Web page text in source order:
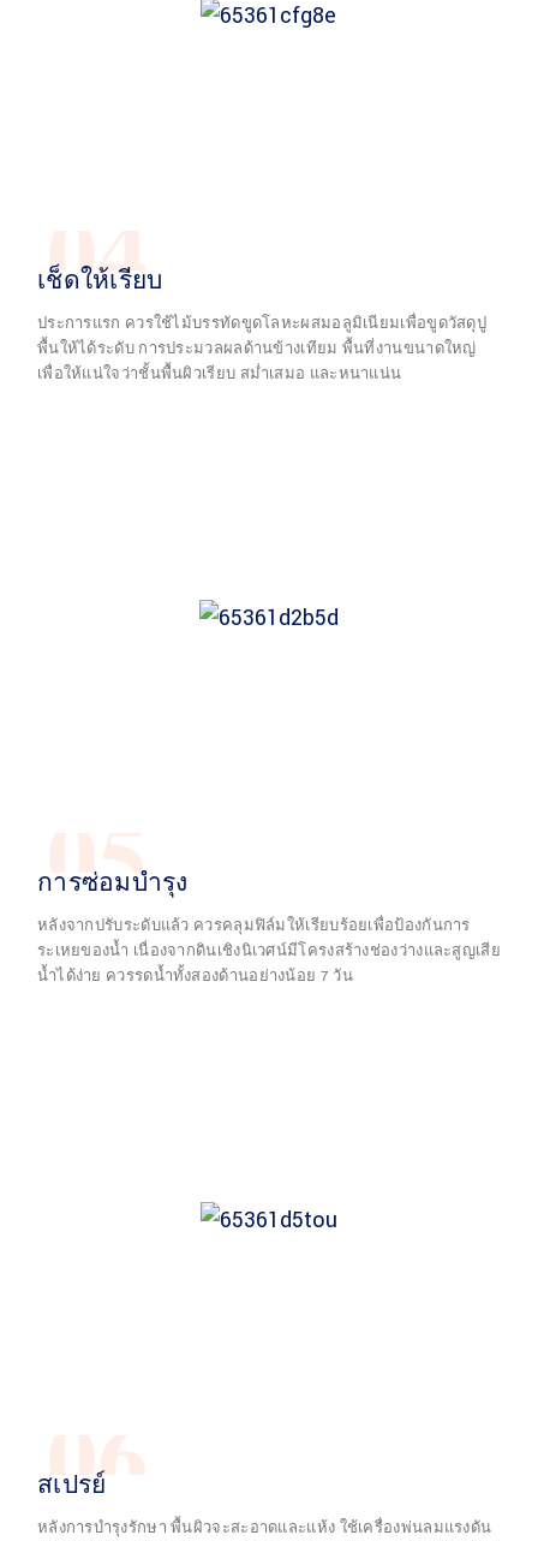
04
เช็ดให้เรียบ
ประการแรก ควรใช้ไม้บรรทัดขูดโลหะผสมอลูมิเนียมเพื่อขูดวัสดุปู
พื้นให้ได้ระดับ การประมวลผลด้านข้างเทียม พื้นที่งานขนาดใหญ่
เพื่อให้แน่ใจว่าชั้นพื้นผิวเรียบ สม่ำเสมอ และหนาแน่น
05
การซ่อมบำรุง
หลังจากปรับระดับแล้ว ควรคลุมฟิล์มให้เรียบร้อยเพื่อป้องกันการ
ระเหยของน้ำ เนื่องจากดินเชิงนิเวศน์มีโครงสร้างช่องว่างและสูญเสีย
น้ำได้ง่าย ควรรดน้ำทั้งสองด้านอย่างน้อย 7 วัน
06
สเปรย์
หลังการบำรุงรักษา พื้นผิวจะสะอาดและแห้ง ใช้เครื่องพ่นลมแรงดัน